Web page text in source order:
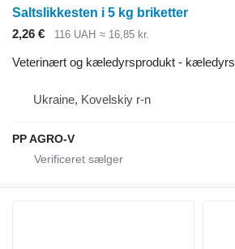
Saltslikkesten i 5 kg briketter
2,26 €
116 UAH ≈ 16,85 kr.
Veterinært og kæledyrsprodukt -
Ukraine, Kovelskiy r-n
PP AGRO-V